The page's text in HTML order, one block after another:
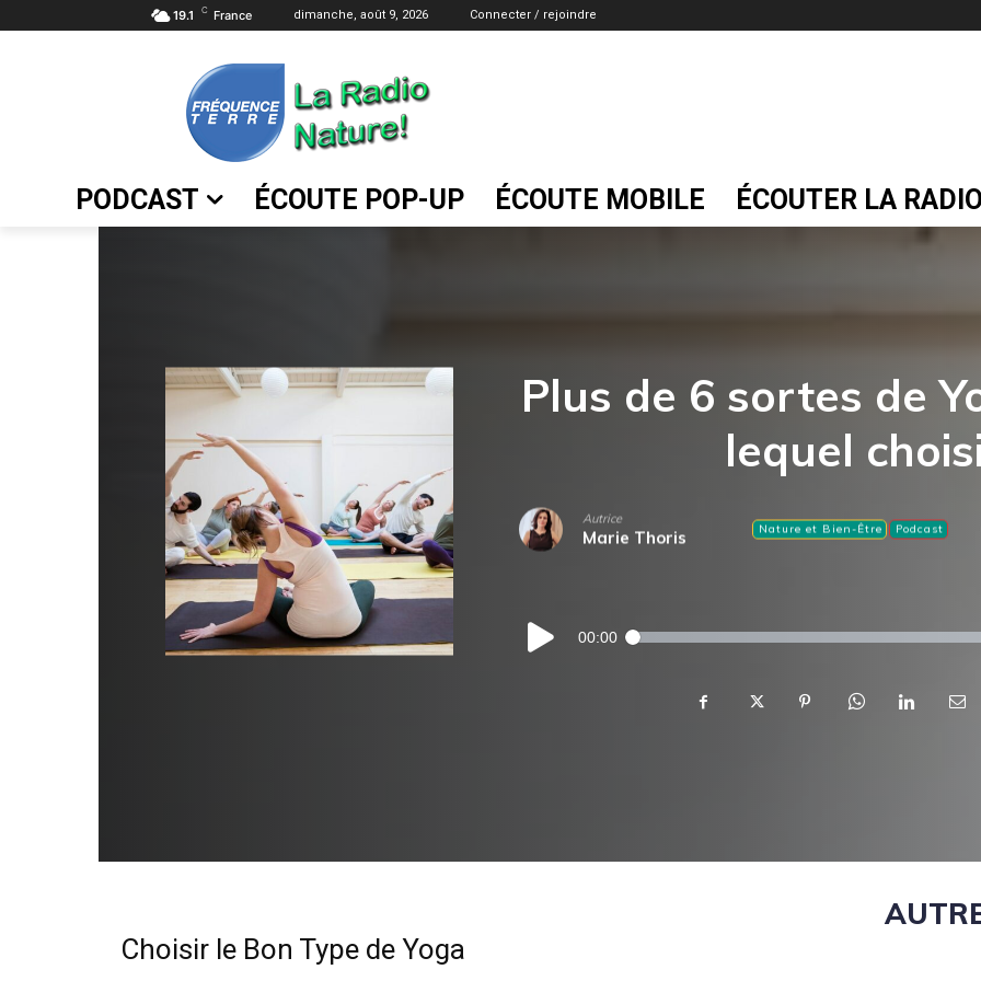
19.1 C France dimanche, août 9, 2026 Connecter / rejoindre
PODCAST ÉCOUTE POP-UP ÉCOUTE MOBILE ÉCOUTER LA RADIO
Plus de 6 sortes de
lequel
Autrice
Marie Thoris Nature et Bien-Être Podcast
Lecteur
audio
00:00
Choisir le Bon Type de Yoga